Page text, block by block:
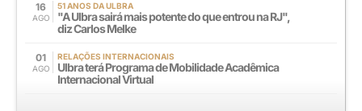
16
AGO
51 ANOS DA ULBRA
"A Ulbra sairá mais potente do que entrou na RJ",
diz Carlos Melke
01
AGO
RELAÇÕES INTERNACIONAIS
Ulbra terá Programa de Mobilidade Acadêmica
Internacional Virtual